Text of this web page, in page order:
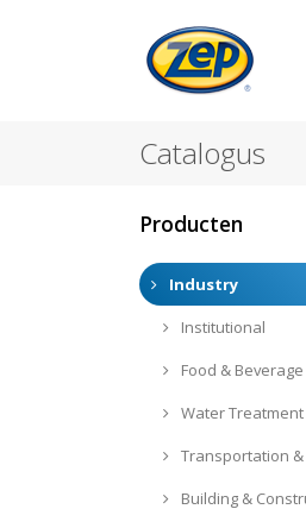
Catalogus
Producten
Industry
Institutional
Food & Beverage
Water Treatment
Transportation
Building &